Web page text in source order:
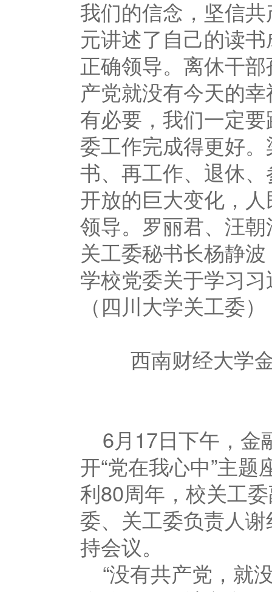
我们的信念，坚信
元讲述了自己的读
正确领导。离休干
产党就没有今天的
有必要，我们一定
委工作完成得更好
书、再工作、退休
开放的巨大变化，
领导。罗丽君、汪
关工委秘书长杨静
学校党委关于学习
（四川大学关工委）
西南财经大学
6月 17日下午，金
开“党在我心中”主
利80周年，校关工
委、关工委负责人
持会议。
“没有共产党，就